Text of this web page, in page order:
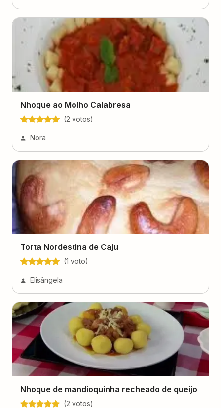
Nhoque ao Molho Calabresa
(2 votos)
Nora
Torta Nordestina de Caju
(1 voto)
Elisângela
Nhoque de mandioquinha recheado de queijo
(2 votos)